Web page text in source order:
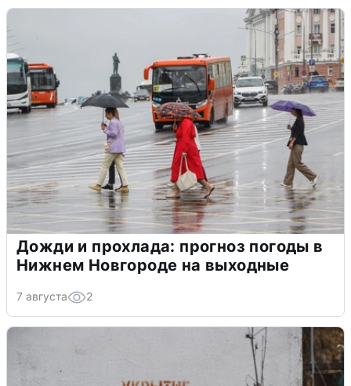
Дожди и прохлада: прогноз погоды в
Нижнем Новгороде на выходные
7 августа 2